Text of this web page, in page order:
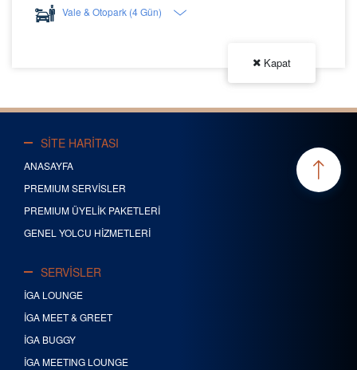
Vale & Otopark (4 Gün)
Kapat
SİTE HARİTASI
ANASAYFA
PREMIUM SERVİSLER
PREMIUM ÜYELİK PAKETLERİ
GENEL YOLCU HİZMETLERİ
SERVİSLER
İGA LOUNGE
İGA MEET & GREET
İGA BUGGY
İGA MEETING LOUNGE